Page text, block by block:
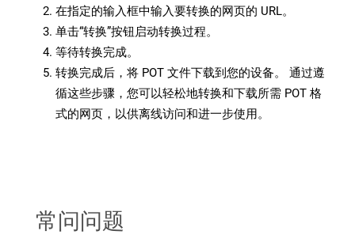
在指定的输入框中输入要转换的网页的 URL。
单击“转换”按钮启动转换过程。
等待转换完成。
转换完成后，将 POT 文件下载到您的设备。 通过遵
循这些步骤，您可以轻松地转换和下载所需 POT 格
式的网页，以供离线访问和进一步使用。
常问问题